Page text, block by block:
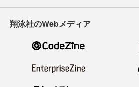
翔泳社のWebメディア